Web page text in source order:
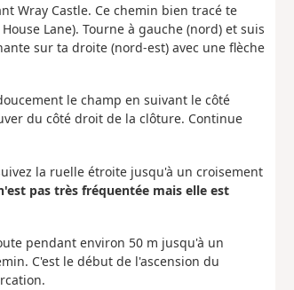
Wray Castle. Ce chemin bien tracé te
Lane). Tourne à gauche (nord) et suis
sur ta droite (nord-est) avec une flèche
le champ en suivant le côté
du côté droit de la clôture. Continue
la ruelle étroite jusqu'à un croisement
pas très fréquentée mais elle est
pendant environ 50 m jusqu'à un
C'est le début de l'ascension du